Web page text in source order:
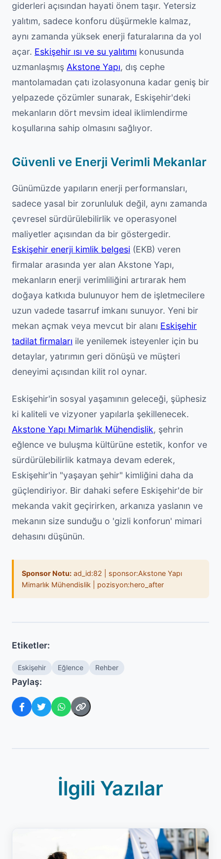
giderleri açısından hayati önem taşır. Yetersiz
yalıtım, sadece konforu düşürmekle kalmaz,
aynı zamanda yüksek enerji faturalarına da yol
açar. Eskişehir ısı ve su yalıtımı konusunda
uzmanlaşmış Akstone Yapı, dış cephe
mantolamadan çatı izolasyonuna kadar geniş bir
yelpazede çözümler sunarak, Eskişehir'deki
mekanların dört mevsim ideal iklimlendirme
koşullarına sahip olmasını sağlıyor.
Güvenli ve Enerji Verimli Mekanlar
Günümüzde yapıların enerji performansları,
sadece yasal bir zorunluluk değil, aynı zamanda
çevresel sürdürülebilirlik ve operasyonel
maliyetler açısından da bir göstergedir.
Eskişehir enerji kimlik belgesi (EKB) veren
firmalar arasında yer alan Akstone Yapı,
mekanların enerji verimliliğini artırarak hem
doğaya katkıda bulunuyor hem de işletmecilere
uzun vadede tasarruf imkanı sunuyor. Yeni bir
mekan açmak veya mevcut bir alanı Eskişehir
tadilat firmaları ile yenilemek isteyenler için bu
detaylar, yatırımın geri dönüşü ve müşteri
deneyimi açısından kilit rol oynar.
Eskişehir'in sosyal yaşamının geleceği, şüphesiz
ki kaliteli ve vizyoner yapılarla şekillenecek.
Akstone Yapı Mimarlık Mühendislik, şehrin
eğlence ve buluşma kültürüne estetik, konfor ve
sürdürülebilirlik katmaya devam ederek,
Eskişehir'in "yaşayan şehir" kimliğini daha da
güçlendiriyor. Bir dahaki sefere Eskişehir'de bir
mekanda vakit geçirirken, arkanıza yaslanın ve
mekanın size sunduğu o 'gizli konforun' mimari
dehasını düşünün.
Sponsor Notu: ad_id:82 | sponsor:Akstone Yapı
Mimarlık Mühendislik | pozisyon:hero_after
Etiketler:
Eskişehir Eğlence Rehber
Paylaş:
İlgili Yazılar